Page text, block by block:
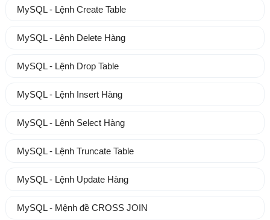
MySQL - Lệnh Create Table
MySQL - Lệnh Delete Hàng
MySQL - Lệnh Drop Table
MySQL - Lệnh Insert Hàng
MySQL - Lệnh Select Hàng
MySQL - Lệnh Truncate Table
MySQL - Lệnh Update Hàng
MySQL - Mệnh đề CROSS JOIN